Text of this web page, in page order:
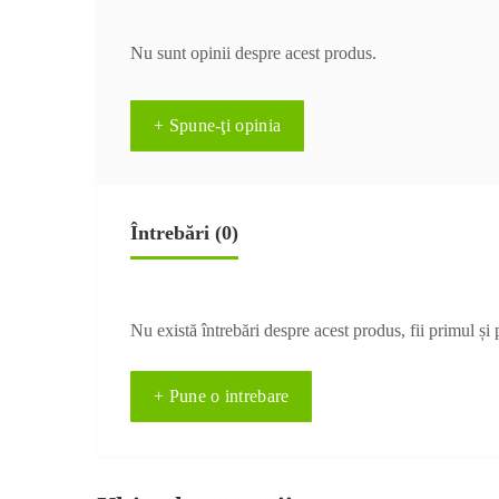
Nu sunt opinii despre acest produs.
+ Spune-ţi opinia
Întrebări (0)
Nu există întrebări despre acest produs, fii primul și
+ Pune o intrebare